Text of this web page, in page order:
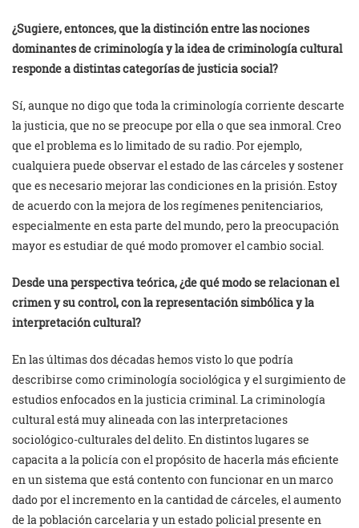
¿Sugiere, entonces, que la distinción entre las nociones
dominantes de criminología y la idea de criminología cultural
responde a distintas categorías de justicia social?
Sí, aunque no digo que toda la criminología corriente descarte
la justicia, que no se preocupe por ella o que sea inmoral. Creo
que el problema es lo limitado de su radio. Por ejemplo,
cualquiera puede observar el estado de las cárceles y sostener
que es necesario mejorar las condiciones en la prisión. Estoy
de acuerdo con la mejora de los regímenes penitenciarios,
especialmente en esta parte del mundo, pero la preocupación
mayor es estudiar de qué modo promover el cambio social.
Desde una perspectiva teórica, ¿de qué modo se relacionan el
crimen y su control, con la representación simbólica y la
interpretación cultural?
En las últimas dos décadas hemos visto lo que podría
describirse como criminología sociológica y el surgimiento de
estudios enfocados en la justicia criminal. La criminología
cultural está muy alineada con las interpretaciones
sociológico-culturales del delito. En distintos lugares se
capacita a la policía con el propósito de hacerla más eficiente
en un sistema que está contento con funcionar en un marco
dado por el incremento en la cantidad de cárceles, el aumento
de la población carcelaria y un estado policial presente en